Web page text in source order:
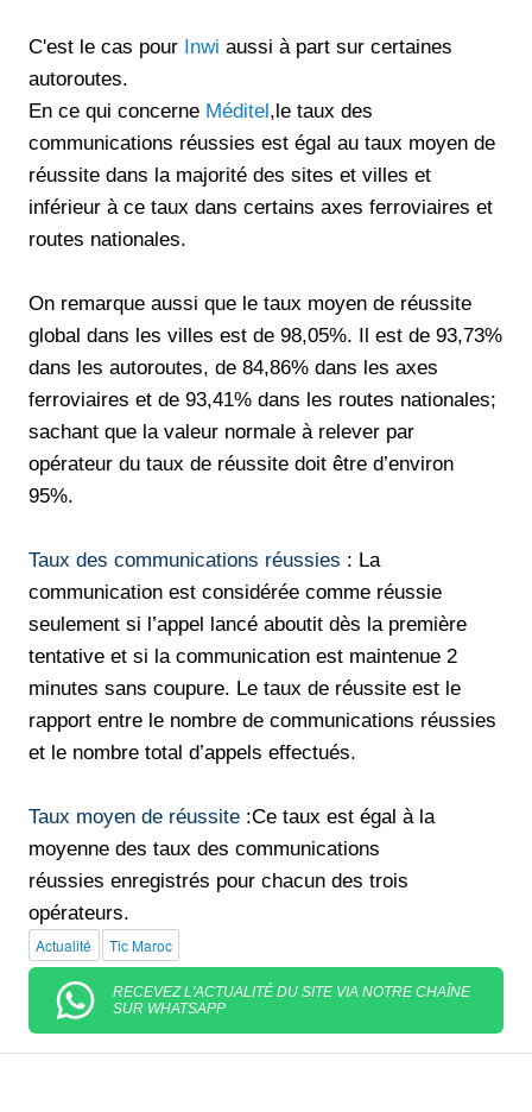
C'est le cas pour Inwi aussi à part sur certaines
autoroutes.
En ce qui concerne Méditel,le taux des
communications réussies est égal au taux moyen de
réussite dans la majorité des sites et villes et
inférieur à ce taux dans certains axes ferroviaires et
routes nationales.
On remarque aussi que le taux moyen de réussite
global dans les villes est de 98,05%. Il est de 93,73%
dans les autoroutes, de 84,86% dans les axes
ferroviaires et de 93,41% dans les routes nationales;
sachant que la valeur normale à relever par
opérateur du taux de réussite doit être d’environ
95%.
Taux des communications réussies : La
communication est considérée comme réussie
seulement si l’appel lancé aboutit dès la première
tentative et si la communication est maintenue 2
minutes sans coupure. Le taux de réussite est le
rapport entre le nombre de communications réussies
et le nombre total d’appels effectués.
Taux moyen de réussite :Ce taux est égal à la
moyenne des taux des communications
réussies enregistrés pour chacun des trois
opérateurs.
Actualité Tic Maroc
RECEVEZ L'ACTUALITÉ DU SITE VIA NOTRE CHAÎNE
SUR WHATSAPP